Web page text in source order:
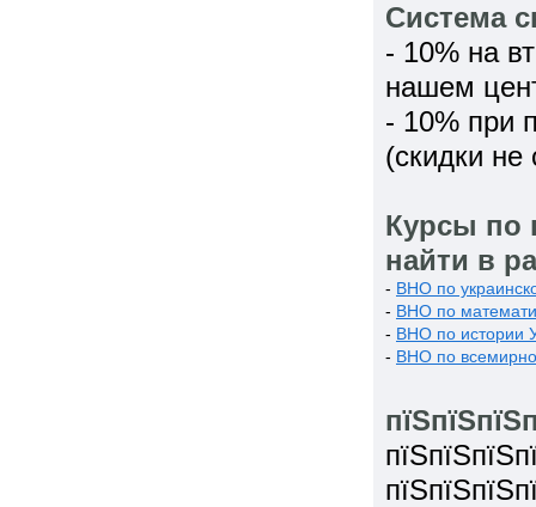
Система
- 10% на
нашем
- 10% при
(скидки
Курсы по
найти в
- ВНО по
- ВНО по
- ВНО по истории
- ВНО по